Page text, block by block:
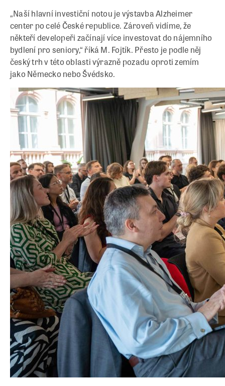
„Naší hlavní investiční notou je výstavba Alzheimer
center po celé České republice. Zároveň vidíme, že
někteří developeři začínají více investovat do nájemního
bydlení pro seniory,“ říká M. Fojtík. Přesto je podle něj
český trh v této oblasti výrazně pozadu oproti zemím
jako Německo nebo Švédsko.